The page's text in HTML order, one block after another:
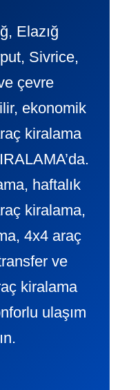
Elazığ
Sivrice,
çevre
ekonomik
kiralama
haftalık
kiralama,
4x4 araç
ve
kiralama
ulaşım